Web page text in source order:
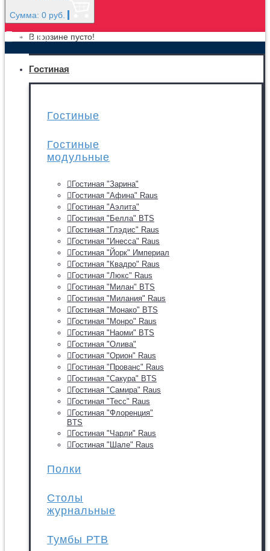
Сумма: 0 руб.
В корзине пусто!
МЕНЮ
Гостиная
Гостиные
Гостиные
модульные
Гостиная "Зарина"
Гостиная "Афина" Raus
Гостиная "Аэлита"
Гостиная "Белла" BTS
Гостиная "Глэдис" Raus
Гостиная "Инесса" Raus
Гостиная "Йорк" Империал
Гостиная "Квадро" Raus
Гостиная "Люкс" Raus
Гостиная "Милан" BTS
Гостиная "Милания" Raus
Гостиная "Монако" BTS
Гостиная "Монро" Raus
Гостиная "Наоми" BTS
Гостиная "Олива"
Гостиная "Орион" Raus
Гостиная "Прованс" Raus
Гостиная "Сакура" BTS
Гостиная "Самира" Raus
Гостиная "Тесс" Raus
Гостиная "Флоренция"
BTS
Гостиная "Чарли" Raus
Гостиная "Шале" Raus
Полки
Столы
журнальные
Тумбы РТВ